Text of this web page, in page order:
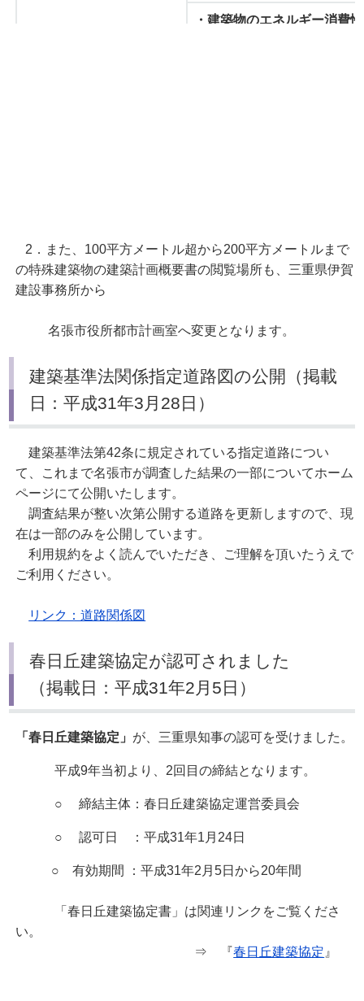
・建築物のエネルギー消費
2．また、100平方メートル超から200平方メートルまで
の特殊建築物の建築計画概要書の閲覧場所も、三重県伊賀
建設事務所から
名張市役所都市計画室へ変更となります。
建築基準法関係指定道路図の公開（掲載
日：平成31年3月28日）
建築基準法第42条に規定されている指定道路につい
て、これまで名張市が調査した結果の一部についてホーム
ページにて公開いたします。
調査結果が整い次第公開する道路を更新しますので、現
在は一部のみを公開しています。
利用規約をよく読んでいただき、ご理解を頂いたうえで
ご利用ください。
リンク：道路関係図
春日丘建築協定が認可されました
（掲載日：平成31年2月5日）
「春日丘建築協定」 が、三重県知事の認可を受けました。
平成9年当初より、2回目の締結となります。
○ 締結主体：春日丘建築協定運営委員会
○ 認可日 ：平成31年1月24日
○ 有効期間 ：平成31年2月5日から20年間
「春日丘建築協定書」は関連リンクをご覧くださ
い。
⇒ 『春日丘建築協定 』